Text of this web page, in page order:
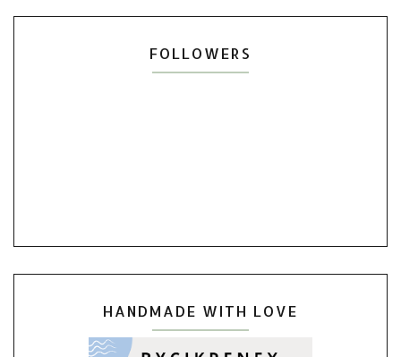
FOLLOWERS
HANDMADE WITH LOVE